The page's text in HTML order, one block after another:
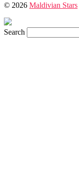
© 2026 Maldivian Stars
Search